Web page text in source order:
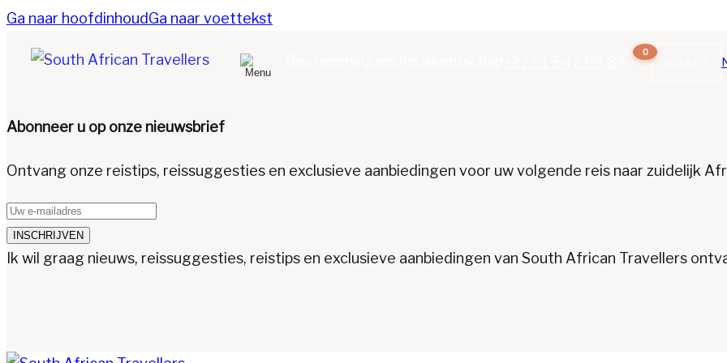
Ga naar hoofdinhoudGa naar voettekst
0
Abonneer u op onze nieuwsbrief
Ontvang onze reistips, reissuggesties en exclusieve aanbiedingen voor uw volgende reis naar zuidelijk
INSCHRIJVEN
Ik wil graag nieuws, reissuggesties, reistips en exclusieve aanbiedingen van South African Travellers